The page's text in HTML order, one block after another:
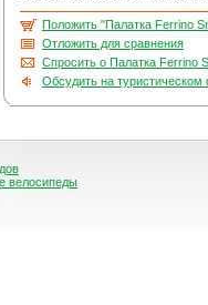
Положить "Палатка Ferrino
Отложить для сравнения
Спросить о Палатка Ferrino
Обсудить на
велосипеды